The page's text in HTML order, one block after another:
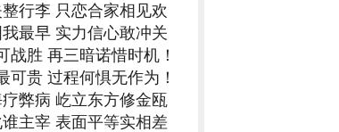
行李 只恋合家相见欢
最早 实力信心敢冲关
胜 再三暗诺惜时机！
贵 过程何惧无作为！
弊病 屹立东方修金瓯
主宰 表面平等实相差